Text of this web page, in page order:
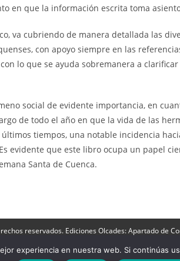
en que la información escrita toma
cubriendo de manera detallada las
con apoyo siempre en las
lo que se ayuda sobremanera a
social de evidente importancia, en
de todo el año en que la vida de las
tiempos, una notable incidencia
evidente que este libro ocupa un papel
Santa de Cuenca.
reservados. Ediciones Olcades: Apartado de
Aviso Legal Política de Privacidad |
experiencia en nuestra web. Si continúas